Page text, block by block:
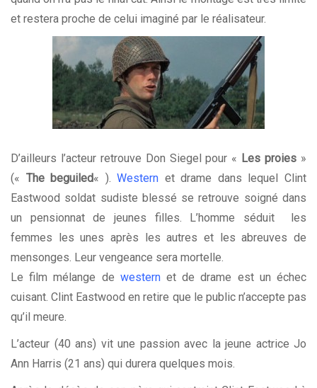
et restera proche de celui imaginé par le réalisateur.
D’ailleurs l’acteur retrouve Don Siegel pour « Les proies »
(« The beguiled« ).Western et drame dans lequel Clint
Eastwood soldat sudiste blessé se retrouve soigné dans
un pensionnat de jeunes filles. L’homme séduit les
femmes les unes après les autres et les abreuves de
mensonges. Leur vengeance sera mortelle.
Le film mélange de westernet de drame est un échec
cuisant. Clint Eastwood en retire que le public n’accepte pas
qu’il meure.
L’acteur (40 ans) vit une passion avec la jeune actrice Jo
Ann Harris (21 ans) qui durera quelques mois.